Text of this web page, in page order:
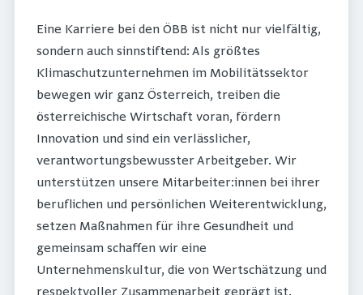
Eine Karriere bei den ÖBB ist nicht nur vielfältig,
sondern auch sinnstiftend: Als größtes
Klimaschutzunternehmen im Mobilitätssektor
bewegen wir ganz Österreich, treiben die
österreichische Wirtschaft voran, fördern
Innovation und sind ein verlässlicher,
verantwortungsbewusster Arbeitgeber. Wir
unterstützen unsere Mitarbeiter:innen bei ihrer
beruflichen und persönlichen Weiterentwicklung,
setzen Maßnahmen für ihre Gesundheit und
gemeinsam schaffen wir eine
Unternehmenskultur, die von Wertschätzung und